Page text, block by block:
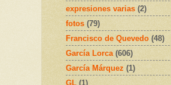
expresiones varias (2)
fotos (79)
Francisco de Quevedo (48)
García Lorca (606)
García Márquez (1)
GL (1)